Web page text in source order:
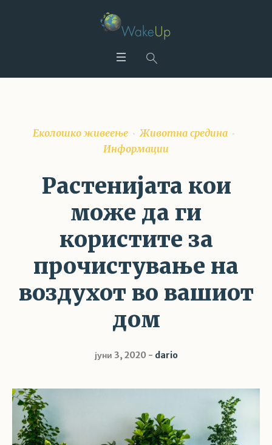
Еколошко живеење
Животна средина
Информации
Pастенијата кои
може да ги
користите за
прочистување на
воздухот во вашиот
дом
јуни 3, 2020 dario